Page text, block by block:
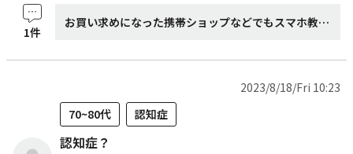
1件
お買い求めになった携帯ショップなどでもスマホ教室があり、参加をすることができますし、楽天の会員の方には楽天のスマホ教室もあります。 その他、地域の包括支援センターで教室を開いていたり、窓口での対応も行なってくれます。 RedBear社が展開するスマホ教室の「スマタブスクール」を行なっておりますので、ご興味ある方はぜひご相談、お問い合わせお待ちしております。 株式会社RedBear オンラインサポートサービス https://redbear.co.jp/service/online-support/
70~80代 認知症
2023/8/18/Fri 10:23
認知症？